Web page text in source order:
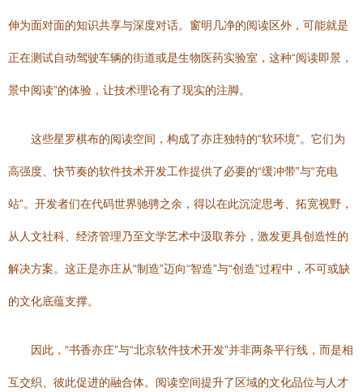
伸为面对面的知识共享与深度对话。窗明几净的阅读区外，可能就是
正在测试自动驾驶车辆的街道或是生物医药实验室，这种“阅读即景，
景中阅读”的体验，让技术理论有了现实的注脚。
这些星罗棋布的阅读空间，构成了亦庄独特的“软环境”。它们为
高强度、快节奏的软件技术开发工作提供了必要的“缓冲带”与“充电
站”。开发者们在代码世界驰骋之余，得以在此沉淀思考、拓宽视野，
从人文社科、经济管理乃至文学艺术中汲取养分，激发更具创造性的
解决方案。这正是亦庄从“制造”迈向“智造”与“创造”过程中，不可或缺
的文化底蕴支撑。
因此，“书香亦庄”与“北京软件技术开发”并非两条平行线，而是相
互交织、彼此促进的融合体。阅读空间提升了区域的文化品位与人才